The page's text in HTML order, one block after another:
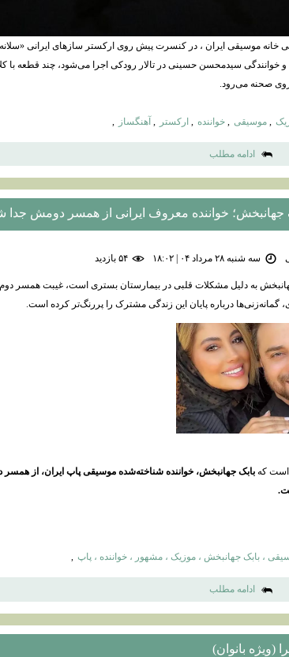
خانه موسیقی ایران ، در کنسرت پیش روی ارکستر سازهای ایرانی
خوانندگی سیدمحسن حسینی در تالار رودکی اجرا می‌شود، چند قطعه با
صحنه می‌رود.
موسیقی خواننده ارکستر آهنگساز
ادامه مطلب
جهانبخش؛ خواننده معروف ایرانی از همسر دومش جدا
سه شنبه ۲۸ مرداد ۰۴ | ۱۸:۰۲
به دلیل مشکلات قلبی در بیمارستان بستری است، غیبت همسر دوم
گمانه‌زنی‌ها درباره پایان این زندگی مشترک را پررنگ‌تر کرده است.
است که بابک جهانبخش، خواننده شناخته‌شده موسیقی پاپ ایران، از همسر
، بابک جهانبخش ، موزیک ، مشهور ، خواننده ، پاپ ,
ادامه مطلب
بانوان)